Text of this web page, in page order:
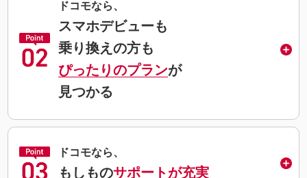
ドコモなら、
スマホデビューも
乗り換えの方も
ぴったりのプランが
見つかる
ドコモなら、
もしものサポートが充実